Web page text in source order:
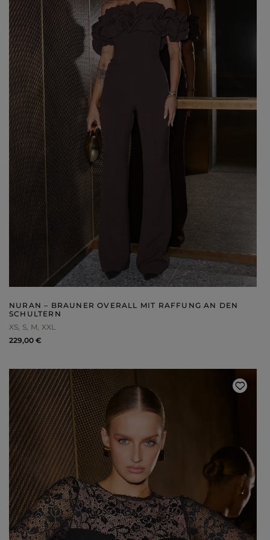
NURAN – BRAUNER OVERALL MIT RAFFUNG AN DEN
SCHULTERN
XS S M XXL
229,00 €